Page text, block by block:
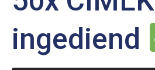
ingediend